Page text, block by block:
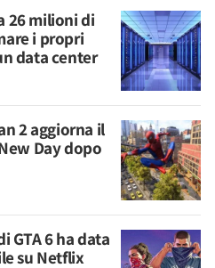
26 milioni di
i propri
data center
2 aggiorna il
Day dopo
GTA 6 ha data
su Netflix